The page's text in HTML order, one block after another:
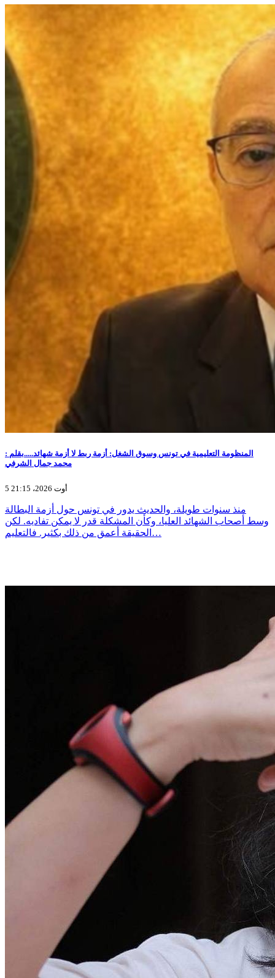
المنظومة التعليمية في تونس وسوق الشغل: أزمة ربط لا أزمة شهائد.....بقلم :
محمد جمال الشرفي
5 أوت 2026، 21:15
منذ سنوات طويلة، والحديث يدور في تونس حول أزمة البطالة
وسط أصحاب الشهائد العليا، وكأن المشكلة قدر لا يمكن تفاديه. لكن
الحقيقة أعمق من ذلك بكثير. فالتعليم…